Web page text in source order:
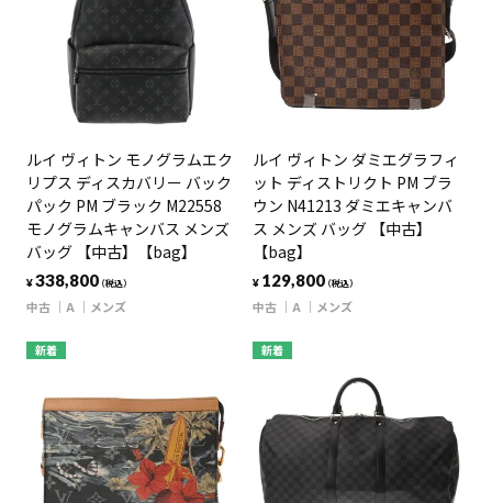
ルイ ヴィトン モノグラムエク
リプス ディスカバリー バック
パック PM ブラック M22558
モノグラムキャンバス メンズ
バッグ 【中古】【bag】
¥338,800（税込）
中古 A メンズ
ルイ ヴィトン ダミエグラフィ
ット ディストリクト PM ブラ
ウン N41213 ダミエキャンバ
ス メンズ バッグ 【中古】
【bag】
¥ 129,800（税込）
中古 A メンズ
新着 新着